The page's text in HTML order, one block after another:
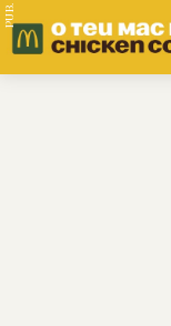
PUB.